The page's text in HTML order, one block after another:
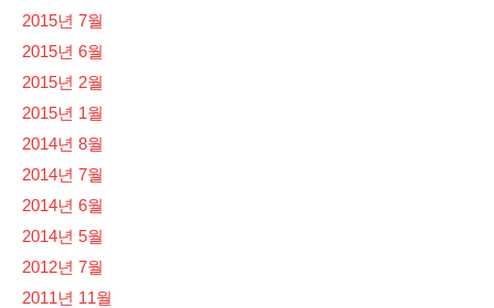
2015년 7월
2015년 6월
2015년 2월
2015년 1월
2014년 8월
2014년 7월
2014년 6월
2014년 5월
2012년 7월
2011년 11월